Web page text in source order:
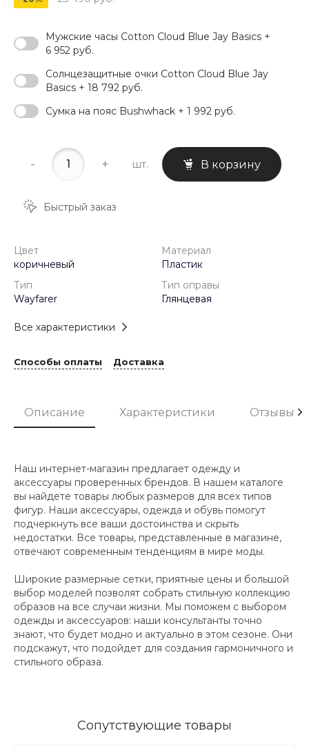
Мужские часы Cotton Cloud Blue Jay Basics +
6 952 руб.
Солнцезащитные очки Cotton Cloud Blue Jay
Basics + 18 792 руб.
Сумка на пояс Bushwhack + 1 992 руб.
- + шт. В корзину
Быстрый заказ
Цвет
коричневый
Материал
Пластик
Тип
Wayfarer
Тип оправы
Глянцевая
Все характеристики
Способы оплаты Доставка
Описание Характеристики Отзывы
Наш интернет-магазин предлагает одежду и
аксессуары проверенных брендов. В нашем каталоге
вы найдете товары любых размеров для всех типов
фигур. Наши аксессуары, одежда и обувь помогут
подчеркнуть все ваши достоинства и скрыть
недостатки. Все товары, представленные в магазине,
отвечают современным тенденциям в мире моды.
Широкие размерные сетки, приятные цены и большой
выбор моделей позволят собрать стильную коллекцию
образов на все случаи жизни. Мы поможем с выбором
одежды и аксессуаров: наши консультанты точно
знают, что будет модно и актуально в этом сезоне. Они
подскажут, что подойдет для создания гармоничного и
стильного образа.
Сопутствующие товары